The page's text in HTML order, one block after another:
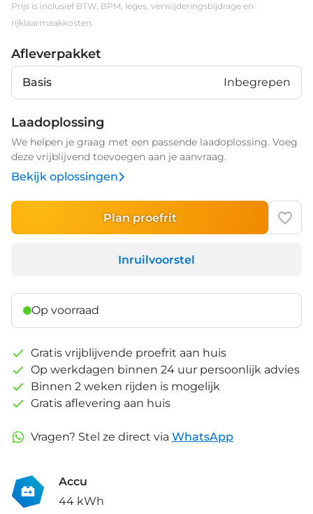
Prijs is inclusief BTW, BPM, leges, verwijderingsbijdrage en
rijklaarmaakkosten.
Afleverpakket
Basis Inbegrepen
Laadoplossing
We helpen je graag met een passende laadoplossing. Voeg
deze vrijblijvend toevoegen aan je aanvraag.
Bekijk oplossingen
Plan proefrit
Inruilvoorstel
Op voorraad
Gratis vrijblijvende proefrit aan huis
Op werkdagen binnen 24 uur persoonlijk advies
Binnen 2 weken rijden is mogelijk
Gratis aflevering aan huis
Vragen? Stel ze direct via WhatsApp
Accu
44 kWh